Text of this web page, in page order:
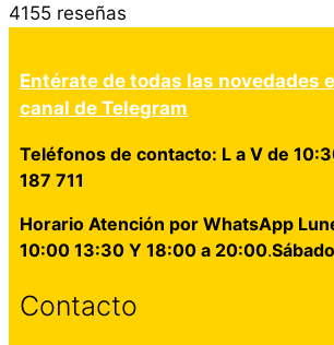
4155 reseñas
Entérate de todas las novedades
canal de Telegram
Teléfonos de contacto: L a V de
187 711
Horario Atención por WhatsApp
10:00 13:30 Y 18:00 a 20:00.
Contacto